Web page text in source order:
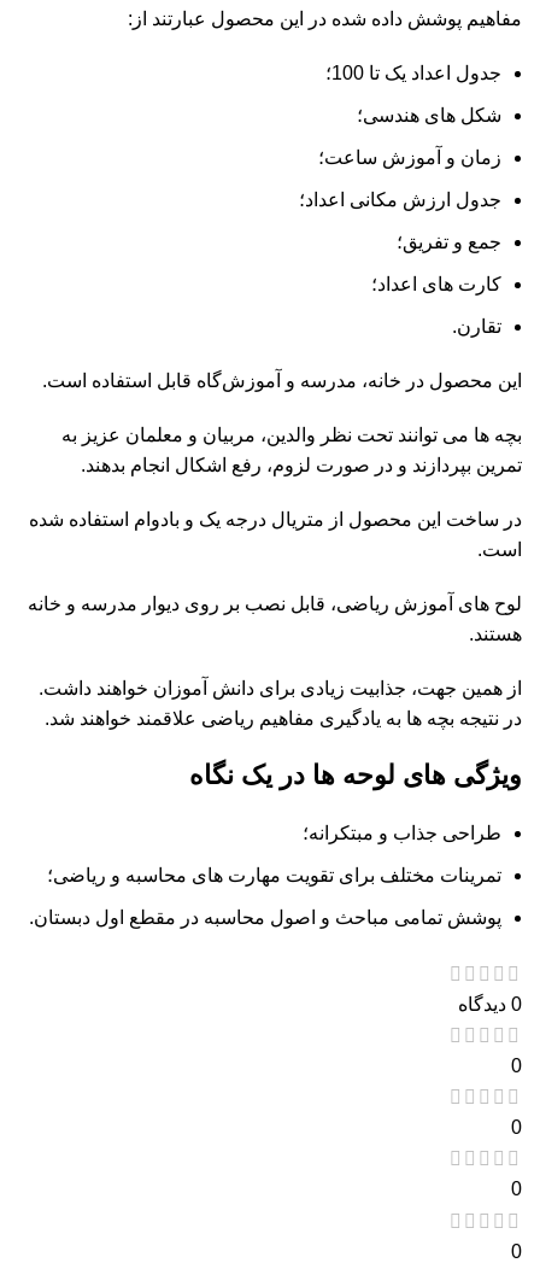
مفاهیم پوشش داده شده در این محصول عبارتند از:
جدول اعداد یک تا 100؛
شکل های هندسی؛
زمان و آموزش‌ ساعت؛
جدول ارزش مکانی اعداد؛
جمع و تفریق؛
کارت های اعداد؛
تقارن.
این محصول در خانه، مدرسه و آموزش‌گاه قابل استفاده است.
بچه ها می توانند تحت نظر والدین، مربیان و معلمان عزیز به
تمرین بپردازند و در صورت لزوم، رفع اشکال انجام بدهند.
در ساخت این محصول از متریال درجه یک و بادوام استفاده شده
است.
لوح های آموزش‌ ریاضی، قابل نصب بر روی دیوار مدرسه و خانه
هستند.
از همین جهت، جذابیت زیادی برای دانش آموزان خواهند داشت.
در نتیجه بچه ها به یادگیری مفاهیم ریاضی علاقمند خواهند شد.
ویژگی های لوحه ها در یک نگاه
طراحی جذاب و مبتکرانه؛
تمرینات مختلف برای تقویت مهارت های محاسبه و ریاضی؛
پوشش تمامی مباحث و اصول محاسبه در مقطع اول دبستان.
0 دیدگاه
0
0
0
0